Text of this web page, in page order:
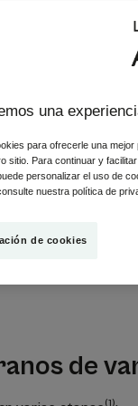
por elvirus
enfermedad muy
problema es que
del
de
una
para ofrecerle una
sitio. Para continuar y
personalizar el uso de
nuestra política de
de cookies